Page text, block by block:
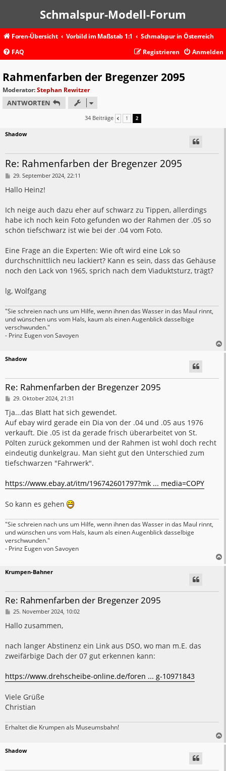
Schmalspur-Modell-Forum
Foren-Übersicht Vorbild im Maßstab 1:1
Schmalspur in Österreich
FAQ
Anmelden
Registrieren
Rahmenfarben der Bregenzer 2095
Moderator:Stephan Rewitzer
ANTWORTEN
34 Beiträge VORHERIGE
1 2
Shadow
Re: Rahmenfarben der Bregenzer 2095
B
i
t
a
g
29. September 2024, 22:11
Hallo Heinz!
Ich neige auch dazu eher auf schwarz zu Tippen, allerdings
habe ich noch kein Foto gefunden wo der Rahmen der .05 so
schön tiefschwarz ist wie bei der .04 vom Foto.
Eine Frage an die Experten: Wie oft wird eine Lok so
durchschnittlich neu lackiert? Kann es sein, dass das Gehäuse
noch den Lack von 1965, sprich nach dem Viaduktsturz, trägt?
lg, Wolfgang
"Sie schreien nach uns um Hilfe, wenn ihnen das Wasser in das Maul rinnt,
und wünschen uns vom Hals, kaum als einen Augenblick dasselbige
verschwunden."
- Prinz Eugen von Savoyen
Shadow
Re: Rahmenfarben der Bregenzer 2095
B
i
t
r
a
g
29. Oktober 2024, 21:31
Tja...das Blatt hat sich gewendet.
Auf ebay wird gerade ein Dia von der .04 und .05 aus 1976
verkauft. Die .05 ist da gerade frisch überarbeitet von St.
Pölten zurück gekommen und der Rahmen ist wohl doch recht
eindeutig dunkelgrau. Man sieht gut den Unterschied zum
tiefschwarzen "Fahrwerk".
https://www.ebay.at/itm/196742601797?mk ... media=COPY
So kann es gehen
"Sie schreien nach uns um Hilfe, wenn ihnen das Wasser in das Maul rinnt,
und wünschen uns vom Hals, kaum als einen Augenblick dasselbige
verschwunden."
- Prinz Eugen von Savoyen
Krumpen-Bahner
Re: Rahmenfarben der Bregenzer 2095
B
i
t
a
g
25. November 2024, 10:02
Hallo zusammen,
nach langer Abstinenz ein Link aus DSO, wo man m.E. das
zweifärbige Dach der 07 gut erkennen kann:
https://www.drehscheibe-online.de/foren ... g-10971843
Viele Grüße
Christian
Erhaltet die Krumpen als Museumsbahn!
Shadow